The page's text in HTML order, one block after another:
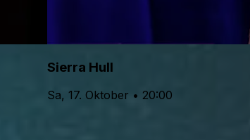
Sierra Hull
Sa, 17. Oktober • 20:00